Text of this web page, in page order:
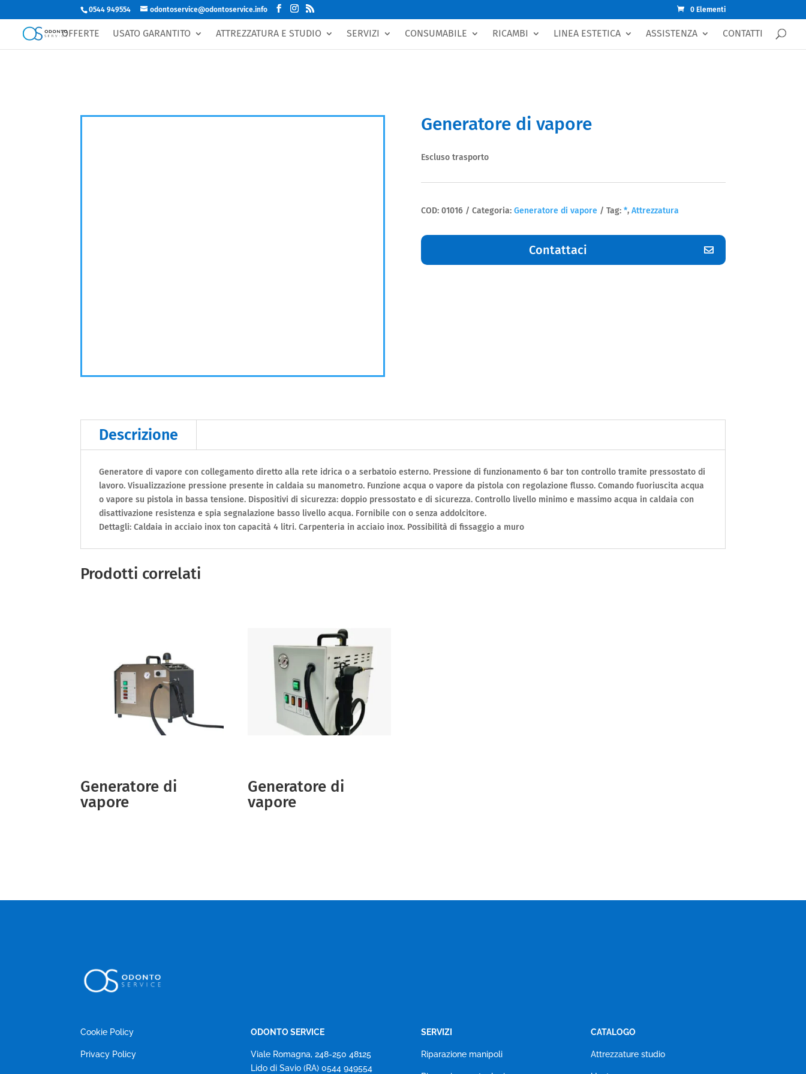
0544 949554 odontoservice@odontoservice.info 0 Elementi
OFFERTE USATO GARANTITO ATTREZZATURA E STUDIO SERVIZI CONSUMABILE RICAMBI LINEA ESTETICA ASSISTENZA CONTATTI
Generatore di vapore
Escluso trasporto
COD: 01016 Categoria: Generatore di vapore Tag: *, Attrezzatura
Contattaci
Descrizione
Generatore di vapore con collegamento diretto alla rete idrica o a serbatoio esterno. Pressione di funzionamento 6 bar ton controllo tramite pressostato di
lavoro. Visualizzazione pressione presente in caldaia su manometro. Funzione acqua o vapore da pistola con regolazione flusso. Comando fuoriuscita acqua
o vapore su pistola in bassa tensione. Dispositivi di sicurezza: doppio pressostato e di sicurezza. Controllo livello minimo e massimo acqua in caldaia con
disattivazione resistenza e spia segnalazione basso livello acqua. Fornibile con o senza addolcitore.
Dettagli: Caldaia in acciaio inox ton capacità 4 litri. Carpenteria in acciaio inox. Possibilità di fissaggio a muro
Prodotti correlati
Generatore di
vapore
Generatore di
vapore
Cookie Policy
Privacy Policy
ODONTO SERVICE
Viale Romagna, 248-250 48125
Lido di Savio (RA) 0544 949554
SERVIZI
Riparazione manipoli
CATALOGO
Attrezzature studio